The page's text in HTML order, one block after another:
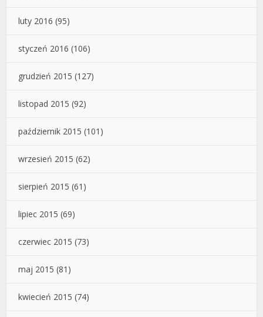
luty 2016 (95)
styczeń 2016 (106)
grudzień 2015 (127)
listopad 2015 (92)
październik 2015 (101)
wrzesień 2015 (62)
sierpień 2015 (61)
lipiec 2015 (69)
czerwiec 2015 (73)
maj 2015 (81)
kwiecień 2015 (74)